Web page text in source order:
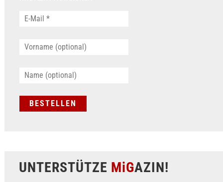
UNTERSTÜTZE MiGAZIN!